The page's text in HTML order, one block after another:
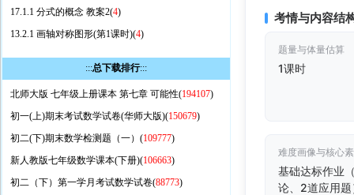
17.1.1 分式的概念 教案2(4)
13.2.1 画轴对称图形(第1课时)(4)
:::总下载排行:::
北师大版 七年级上册课本 第七章 可能性(194107)
初一(上)期末考试数学试卷(华师大版)(150679)
初二(下)期末数学检测题（一）(109777)
新人教版七年级数学课本(下册)(106663)
初二（下）第一学月考试数学试卷(88773)
考情与内容结
题量与体量估算
1课时
难度画像与核心
基础达标作业
论、2道应用题